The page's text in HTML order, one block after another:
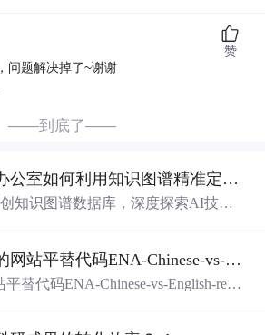
问题解决掉了~谢谢
赞
——到底了——
高校技术转移办公室如何利用知识图谱精准定位产业需求与技术适配点？.docx
知识图谱数据库，深度探索AI技术
决方案，推动科技创新与产业创新认知网络分析的网站平替代码ENA-Chinese-vs-English-reproducible.zip
替代码ENA-Chinese-vs-English-repro